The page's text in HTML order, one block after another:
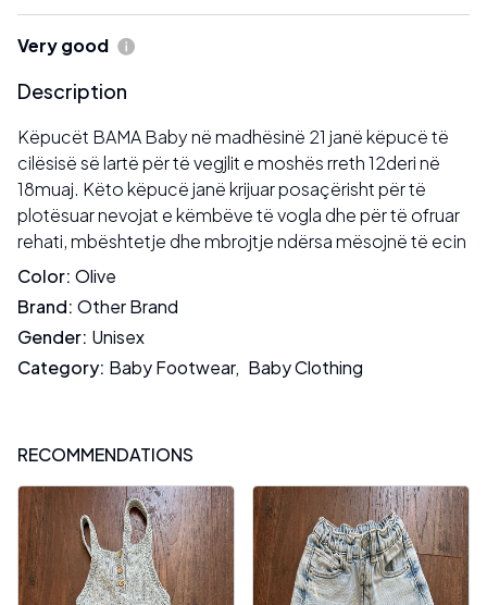
Very good
Description
Këpucët BAMA Baby në madhësinë 21 janë këpucë të
cilësisë së lartë për të vegjlit e moshës rreth 12deri në
18muaj. Këto këpucë janë krijuar posaçërisht për të
plotësuar nevojat e këmbëve të vogla dhe për të ofruar
rehati, mbështetje dhe mbrojtje ndërsa mësojnë të ecin
Color: Olive
Brand: Other Brand
Gender: Unisex
Category: Baby Footwear, Baby Clothing
RECOMMENDATIONS